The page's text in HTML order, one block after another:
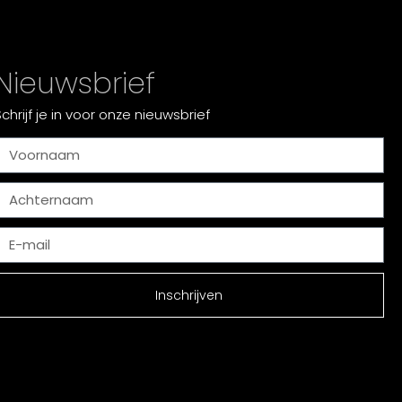
je in voor onze nieuwsbrief
Inschrijven